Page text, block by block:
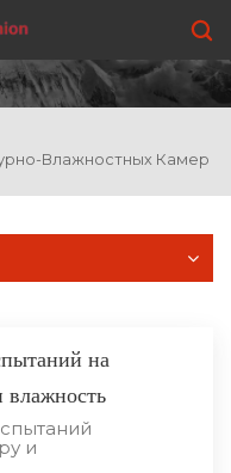
Влажностных Камер
на
влажность
и